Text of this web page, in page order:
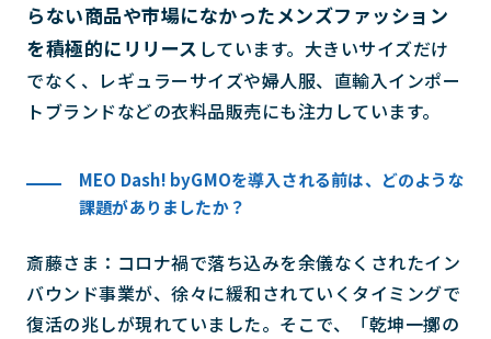
らない商品や市場になかったメンズファッション
を積極的にリリース しています。大きいサイズだけ
でなく、レギュラーサイズや婦人服、直輸入インポー
トブランドなどの衣料品販売にも注力しています。
MEO Dash! byGMOを導入される前は、どのような
課題がありましたか？
斎藤さま：コロナ禍で落ち込みを余儀なくされたイン
バウンド事業が、徐々に緩和されていくタイミングで
復活の兆しが現れていました。そこで、「乾坤一擲の